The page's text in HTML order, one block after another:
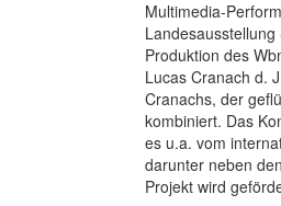
Multimedia-
Produktion des
Lucas Cranach d.
Cranachs, der
kombiniert. Das
es u.a. vom
darunter neben
Projekt wird